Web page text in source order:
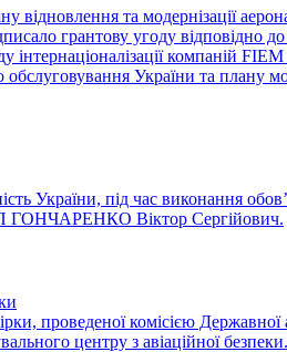
та модернізації
грантову угоду відповідно до
компаній
України та плану
України, під час виконання
ГОНЧАРЕНКО Віктор Сергійович.
проведеної комісією
центру з авіаційної безпеки.